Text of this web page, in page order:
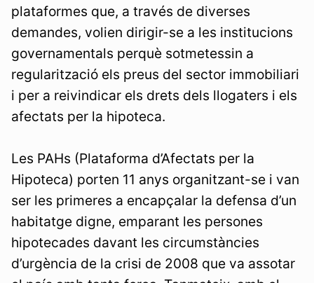
plataformes que, a través de diverses
demandes, volien dirigir-se a les institucions
governamentals perquè sotmetessin a
regularització els preus del sector immobiliari
i per a reivindicar els drets dels llogaters i els
afectats per la hipoteca.
Les PAHs (Plataforma d’Afectats per la
Hipoteca) porten 11 anys organitzant-se i van
ser les primeres a encapçalar la defensa d’un
habitatge digne, emparant les persones
hipotecades davant les circumstàncies
d’urgència de la crisi de 2008 que va assotar